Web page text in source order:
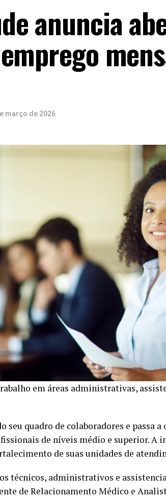
anuncia
março de 2026
em áreas administrativas,
seu quadro de colaboradores e passa
de níveis médio e superior. A
de suas unidades de
técnicos, administrativos e
de Relacionamento Médico e